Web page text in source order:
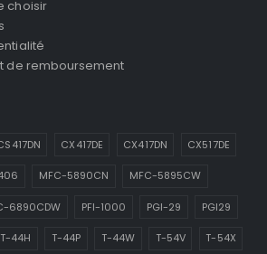
choisir
de remboursement
CX417DE CX417DN CX517DE
MFC-5890CN MFC-5895CW
6890CDW PFI-1000 PGI-29 PGI29
T-44H T-44P T-44W T-54V T-54X